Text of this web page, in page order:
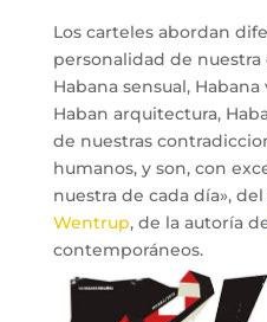
Los carteles abordan
personalidad de
Habana sensual,
Haban arquitectura,
de nuestras
humanos, y son, con
nuestra de cada día»,
Wentrup, de la autoría
contemporáneos.